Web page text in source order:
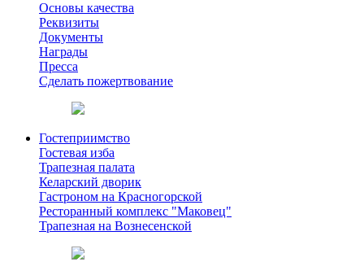
Основы качества
Реквизиты
Документы
Награды
Пресса
Сделать пожертвование
Гостеприимство
Гостевая изба
Трапезная палата
Келарский дворик
Гастроном на Красногорской
Ресторанный комплекс "Маковец"
Трапезная на Вознесенской